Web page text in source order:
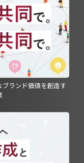
ブランド価値を創造す